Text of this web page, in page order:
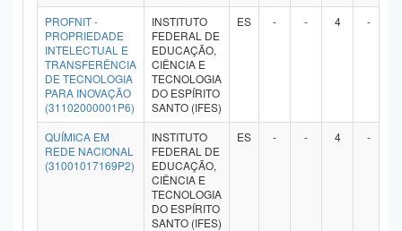
PROFNIT -
PROPRIEDADE
INTELECTUAL E
TRANSFERÊNCIA
DE TECNOLOGIA
PARA INOVAÇÃO
(31102000001P6)
INSTITUTO
FEDERAL DE
EDUCAÇÃO,
CIÊNCIA E
TECNOLOGIA
DO ESPÍRITO
SANTO (IFES)
ES - - 4 -
QUÍMICA EM
REDE NACIONAL
(31001017169P2)
INSTITUTO
FEDERAL DE
EDUCAÇÃO,
CIÊNCIA E
TECNOLOGIA
DO ESPÍRITO
SANTO (IFES)
ES - - 4 -